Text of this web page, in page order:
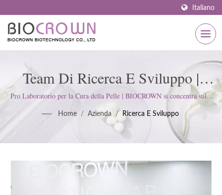
Italiano
Team Di Ricerca E Sviluppo |
Fabbricazione Avanzata Di
BIOCROWN: Sala Pulita, Sistemi
RO & Controllo Qualità
Pro Laboratorio per la Cura della Pelle | BIOCROWN si concentra sullo
sviluppo di prodotti per la cura della pelle. Seguiamo gli standard
ISO22716 e le Buone Pratiche di Fabbricazione (GMP); manteniamo un
atteggiamento rigoroso per soddisfare le aspettative dei clienti.
Home / Azienda / Ricerca E Sviluppo